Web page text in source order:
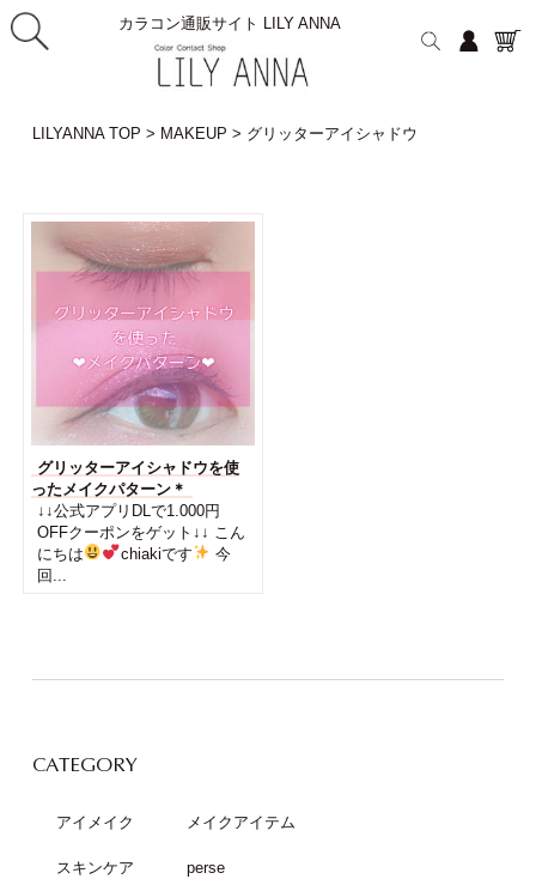
カラコン通販サイト LILY ANNA
LILYANNA TOP > MAKEUP > グリッターアイシャドウ
グリッターアイシャドウを使
ったメイクパターン＊
↓↓公式アプリDLで1.000円
OFFクーポンをゲット↓↓ こん
にちは
chiakiです
今
回...
CATEGORY
アイメイク メイクアイテム
スキンケア perse